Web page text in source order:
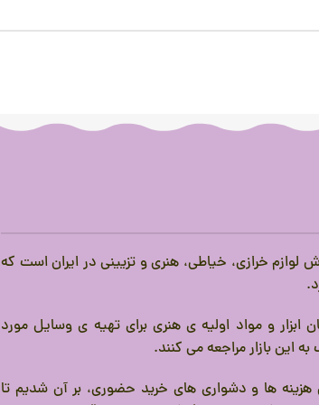
لوازم خرازی، خیاطی، هنری و تزیینی در ایران است که
ابزار و مواد اولیه ی هنری برای تهیه ی وسایل مورد
این بازار مراجعه می کنند.
ها و دشواری های خرید حضوری، بر آن شدیم تا